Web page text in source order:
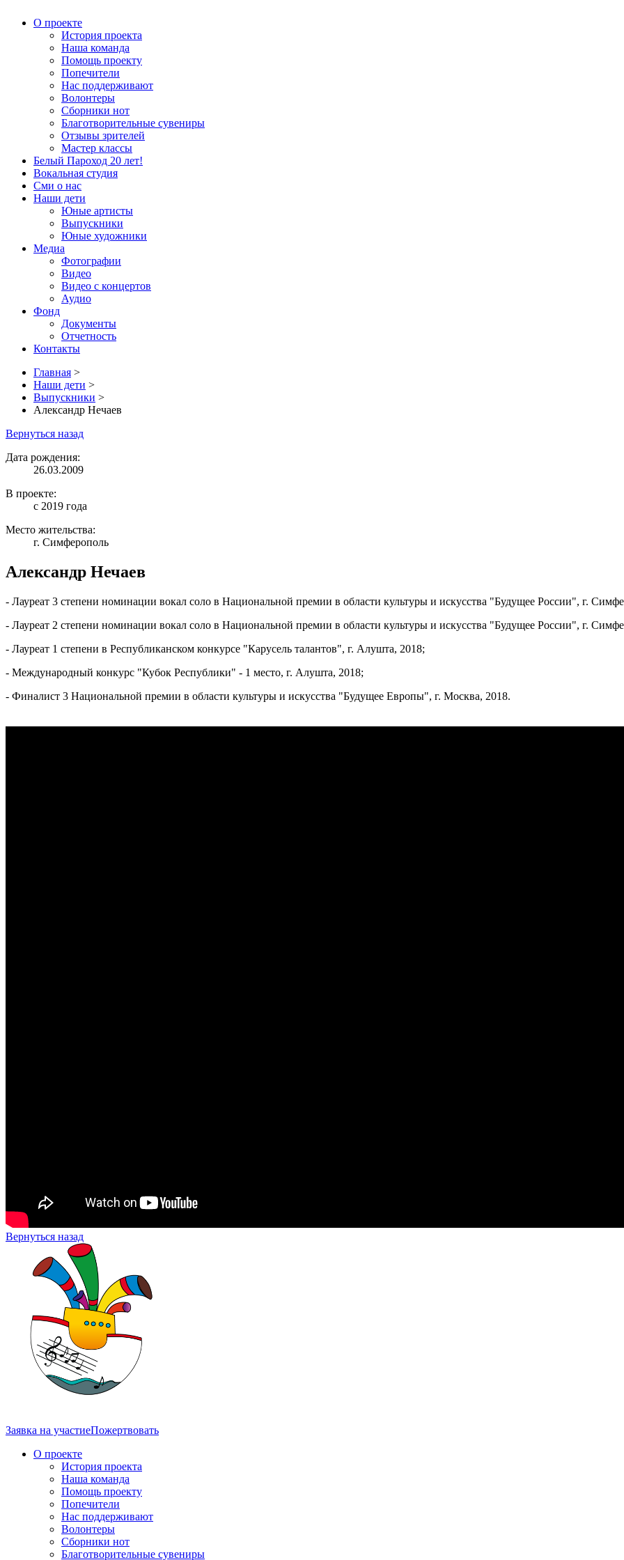
О проекте
История проекта
Наша команда
Помощь проекту
Попечители
Нас поддерживают
Волонтеры
Сборники нот
Благотворительные сувениры
Отзывы зрителей
Мастер классы
Белый Пароход 20 лет!
Вокальная студия
Сми о нас
Наши дети
Юные артисты
Выпускники
Юные художники
Медиа
Фотографии
Видео
Видео с концертов
Аудио
Фонд
Документы
Отчетность
Контакты
Главная >
Наши дети >
Выпускники >
Александр Нечаев
Вернуться назад
Дата рождения:
26.03.2009
В проекте:
с 2019 года
Место жительства:
г. Симферополь
Александр Нечаев
- Лауреат 3 степени номинации вокал соло в Национальной премии в области культуры и искусства "Будущее России", г.
- Лауреат 2 степени номинации вокал соло в Национальной премии в области культуры и искусства "Будущее России", г.
- Лауреат 1 степени в Республиканском конкурсе "Карусель талантов", г. Алушта, 2018;
- Международный конкурс "Кубок Республики" - 1 место, г. Алушта, 2018;
- Финалист 3 Национальной премии в области культуры и искусства "Будущее Европы", г. Москва, 2018.
Вернуться назад
Заявка на участиеПожертвовать
О проекте
История проекта
Наша команда
Помощь проекту
Попечители
Нас поддерживают
Волонтеры
Сборники нот
Благотворительные сувениры